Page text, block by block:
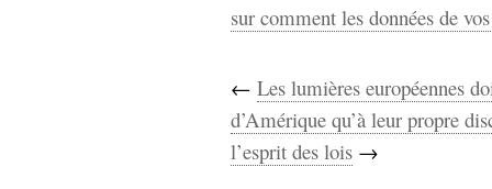
sur comment les données de
← Les lumières européennes
d’Amérique qu’à leur propre
l’esprit des lois →